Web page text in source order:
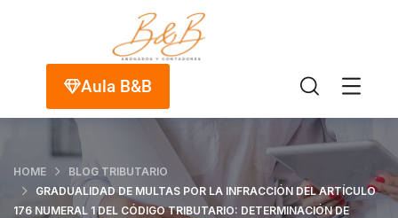
Aula B&B
HOME
BLOG TRIBUTARIO
GRADUALIDAD DE MULTAS POR LA INFRACCIÓN DEL ARTÍCULO
176 NUMERAL 1 DEL CÓDIGO TRIBUTARIO: DETERMINACIÓN DE